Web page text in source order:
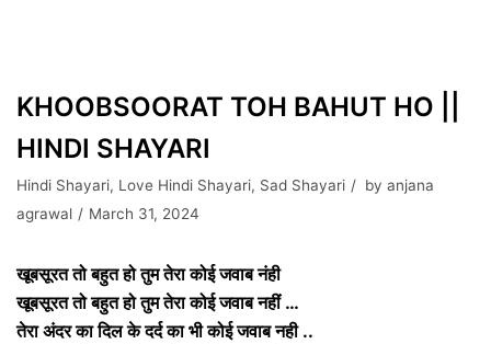
KHOOBSOORAT TOH BAHUT HO ||
HINDI SHAYARI
Hindi Shayari, Love Hindi Shayari, Sad Shayari by anjana
agrawal
March 31, 2024
खूबसूरत तो बहुत हो तुम तेरा कोई जवाब नंही
खूबसूरत तो बहुत हो तुम तेरा कोई जवाब नहीं …
तेरा अंदर का दिल के दर्द का भी कोई जवाब नही ..